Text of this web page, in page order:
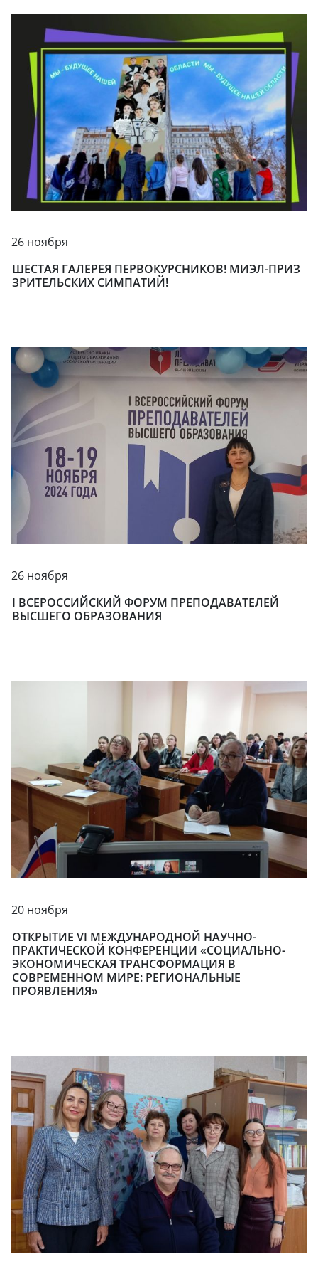
26 ноября
ШЕСТАЯ ГАЛЕРЕЯ ПЕРВОКУРСНИКОВ! МИЭЛ-ПРИЗ
ЗРИТЕЛЬСКИХ СИМПАТИЙ!
26 ноября
I ВСЕРОССИЙСКИЙ ФОРУМ ПРЕПОДАВАТЕЛЕЙ
ВЫСШЕГО ОБРАЗОВАНИЯ
20 ноября
ОТКРЫТИЕ VI МЕЖДУНАРОДНОЙ НАУЧНО-
ПРАКТИЧЕСКОЙ КОНФЕРЕНЦИИ «СОЦИАЛЬНО-
ЭКОНОМИЧЕСКАЯ ТРАНСФОРМАЦИЯ В
СОВРЕМЕННОМ МИРЕ: РЕГИОНАЛЬНЫЕ
ПРОЯВЛЕНИЯ»